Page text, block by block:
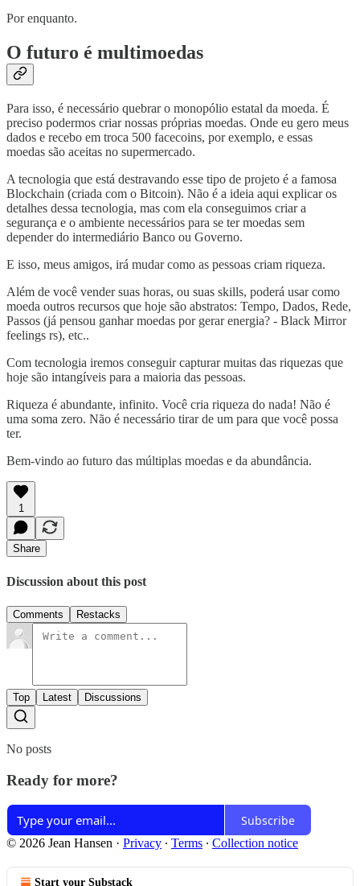
Por enquanto.
O futuro é multimoedas
Para isso, é necessário quebrar o monopólio estatal da moeda. É
preciso podermos criar nossas próprias moedas. Onde eu gero meus
dados e recebo em troca 500 facecoins, por exemplo, e essas
moedas são aceitas no supermercado.
A tecnologia que está destravando esse tipo de projeto é a famosa
Blockchain (criada com o Bitcoin). Não é a ideia aqui explicar os
detalhes dessa tecnologia, mas com ela conseguimos criar a
segurança e o ambiente necessários para se ter moedas sem
depender do intermediário Banco ou Governo.
E isso, meus amigos, irá mudar como as pessoas criam riqueza.
Além de você vender suas horas, ou suas skills, poderá usar como
moeda outros recursos que hoje são abstratos: Tempo, Dados, Rede,
Passos (já pensou ganhar moedas por gerar energia? - Black Mirror
feelings rs), etc..
Com tecnologia iremos conseguir capturar muitas das riquezas que
hoje são intangíveis para a maioria das pessoas.
Riqueza é abundante, infinito. Você cria riqueza do nada! Não é
uma soma zero. Não é necessário tirar de um para que você possa
ter.
Bem-vindo ao futuro das múltiplas moedas e da abundância.
1
Share
Discussion about this post
Comments Restacks
Top Latest Discussions
No posts
Ready for more?
Subscribe
© 2026 Jean Hansen · Privacy ∙ Terms ∙ Collection notice
Start your Substack